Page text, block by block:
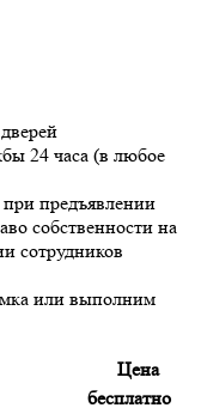
24 часа (в любое
предъявлении
собственности на
сотрудников
или выполним
Цена
бесплатно